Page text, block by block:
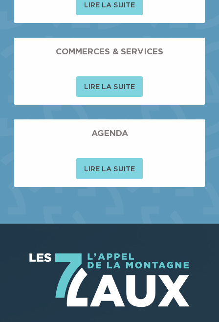
LIRE LA SUITE
COMMERCES & SERVICES
LIRE LA SUITE
AGENDA
LIRE LA SUITE